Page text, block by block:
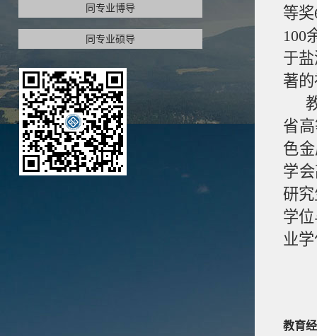
同专业博导
同专业硕导
等
100
于
著
省
色
学
研
学
业
教育